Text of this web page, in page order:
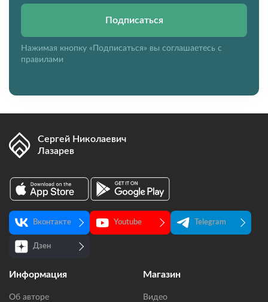
Подписаться
Нажимая кнопку «Подписаться» вы соглашаетесь с
правилами
Сергей Николаевич
Лазарев
Вконтакте Youtube Telegram
Дзен
Информация
Об авторе
Магазин
Видео